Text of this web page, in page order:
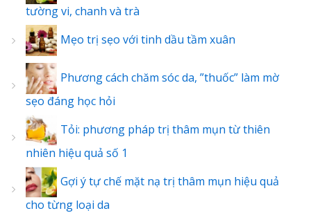
tường vi, chanh và trà
Mẹo trị sẹo với tinh dầu tầm xuân
Phương cách chăm sóc da, ”thuốc” làm mờ
sẹo đáng học hỏi
Tỏi: phương pháp trị thâm mụn từ thiên
nhiên hiệu quả số 1
Gợi ý tự chế mặt nạ trị thâm mụn hiệu quả
cho từng loại da